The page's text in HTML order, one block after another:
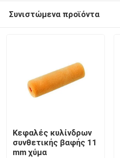
Συνιστώμενα προϊόντα
Κεφαλές κυλίνδρων
συνθετικής βαφής 11
mm χύμα